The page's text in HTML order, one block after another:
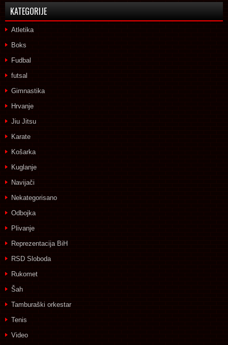
KATEGORIJE
Atletika
Boks
Fudbal
futsal
Gimnastika
Hrvanje
Jiu Jitsu
Karate
Košarka
Kuglanje
Navijači
Nekategorisano
Odbojka
Plivanje
Reprezentacija BiH
RSD Sloboda
Rukomet
Šah
Tamburaški orkestar
Tenis
Video